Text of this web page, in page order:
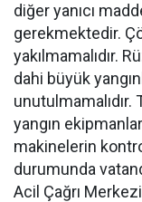
diğer yanıcı
gerekmektedir.
yakılmamalıdır.
dahi büyük
unutulmamalıdır.
yangın
makinelerin
durumunda
Acil Çağrı